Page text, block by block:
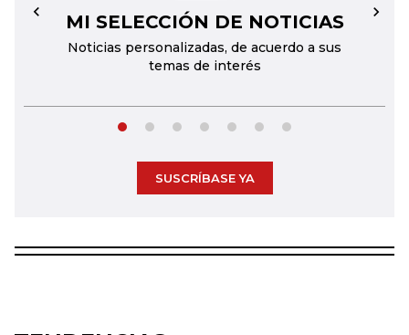
MI SELECCIÓN DE NOTICIAS
Noticias personalizadas, de acuerdo a sus
temas de interés
← →
SUSCRÍBASE YA